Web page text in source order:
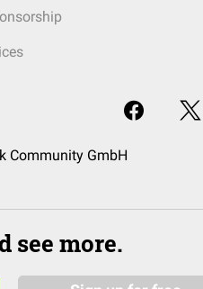
Community GmbH
see more.